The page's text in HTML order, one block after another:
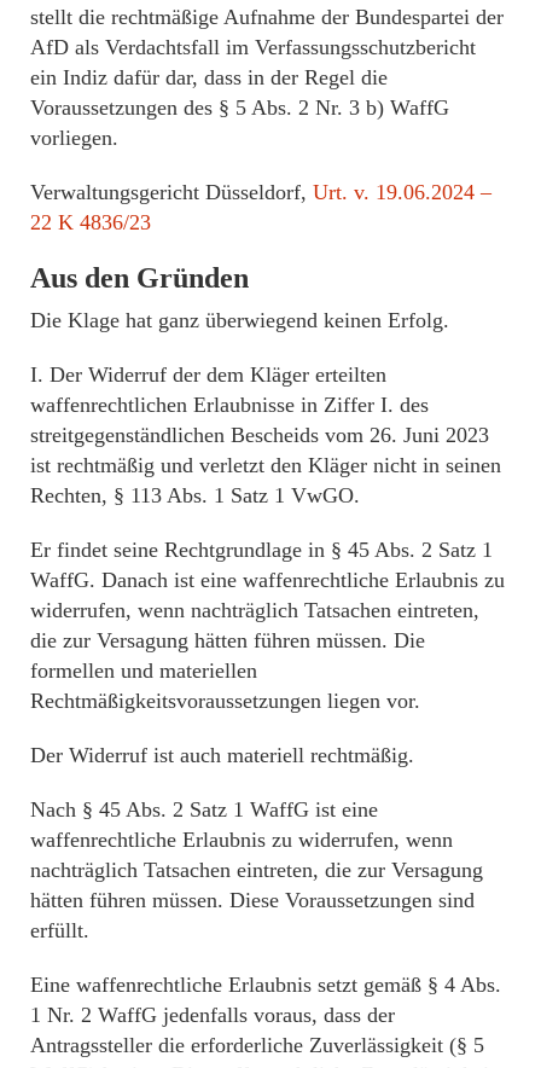
stellt die rechtmäßige Aufnahme der Bundespartei der
AfD als Verdachtsfall im Verfassungsschutzbericht
ein Indiz dafür dar, dass in der Regel die
Voraussetzungen des § 5 Abs. 2 Nr. 3 b) WaffG
vorliegen.
Verwaltungsgericht Düsseldorf, Urt. v. 19.06.2024 –
22 K 4836/23
Aus den Gründen
Die Klage hat ganz überwiegend keinen Erfolg.
I. Der Widerruf der dem Kläger erteilten
waffenrechtlichen Erlaubnisse in Ziffer I. des
streitgegenständlichen Bescheids vom 26. Juni 2023
ist rechtmäßig und verletzt den Kläger nicht in seinen
Rechten, § 113 Abs. 1 Satz 1 VwGO.
Er findet seine Rechtgrundlage in § 45 Abs. 2 Satz 1
WaffG. Danach ist eine waffenrechtliche Erlaubnis zu
widerrufen, wenn nachträglich Tatsachen eintreten,
die zur Versagung hätten führen müssen. Die
formellen und materiellen
Rechtmäßigkeitsvoraussetzungen liegen vor.
Der Widerruf ist auch materiell rechtmäßig.
Nach § 45 Abs. 2 Satz 1 WaffG ist eine
waffenrechtliche Erlaubnis zu widerrufen, wenn
nachträglich Tatsachen eintreten, die zur Versagung
hätten führen müssen. Diese Voraussetzungen sind
erfüllt.
Eine waffenrechtliche Erlaubnis setzt gemäß § 4 Abs.
1 Nr. 2 WaffG jedenfalls voraus, dass der
Antragssteller die erforderliche Zuverlässigkeit (§ 5